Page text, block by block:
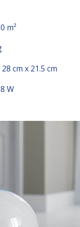
m²
cm x 21.5 cm
W